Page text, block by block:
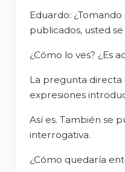
Eduardo:
publicados, usted
¿Cómo lo ves? ¿Es
La pregunta directa
expresiones
Así es. También se
interrogativa.
¿Cómo quedaría